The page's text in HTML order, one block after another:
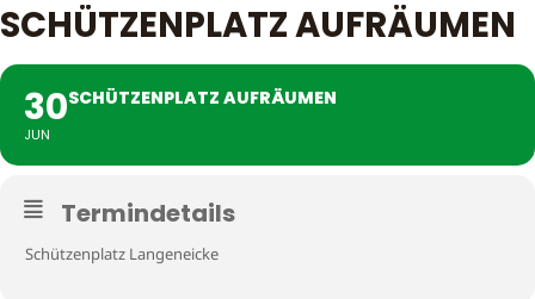
SCHÜTZENPLATZ AUFRÄUMEN
30
JUN
SCHÜTZENPLATZ AUFRÄUMEN
Termindetails
Schützenplatz Langeneicke